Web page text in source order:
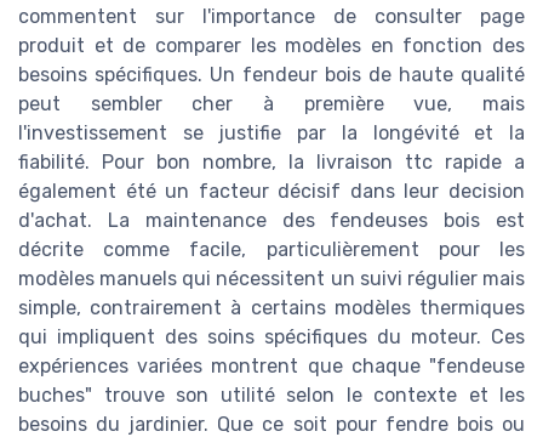
commentent sur l'importance de consulter page
produit et de comparer les modèles en fonction des
besoins spécifiques. Un fendeur bois de haute qualité
peut sembler cher à première vue, mais
l'investissement se justifie par la longévité et la
fiabilité. Pour bon nombre, la livraison ttc rapide a
également été un facteur décisif dans leur decision
d'achat. La maintenance des fendeuses bois est
décrite comme facile, particulièrement pour les
modèles manuels qui nécessitent un suivi régulier mais
simple, contrairement à certains modèles thermiques
qui impliquent des soins spécifiques du moteur. Ces
expériences variées montrent que chaque "fendeuse
buches" trouve son utilité selon le contexte et les
besoins du jardinier. Que ce soit pour fendre bois ou